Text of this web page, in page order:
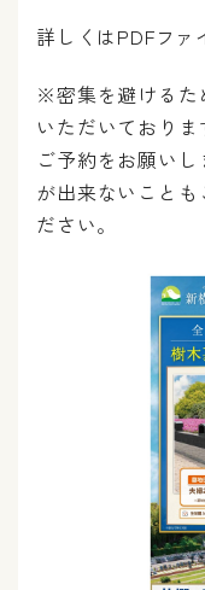
詳しくはPDFファ
※密集を避けるた
いただいており
ご予約をお願い
が出来ないこと
ださい。